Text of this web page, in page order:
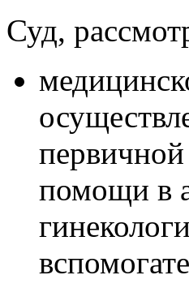
Суд,
помощи в